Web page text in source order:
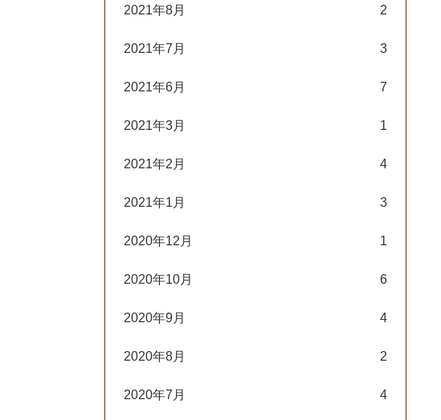
2021年8月 2
2021年7月 3
2021年6月 7
2021年3月 1
2021年2月 4
2021年1月 3
2020年12月 1
2020年10月 6
2020年9月 4
2020年8月 2
2020年7月 4